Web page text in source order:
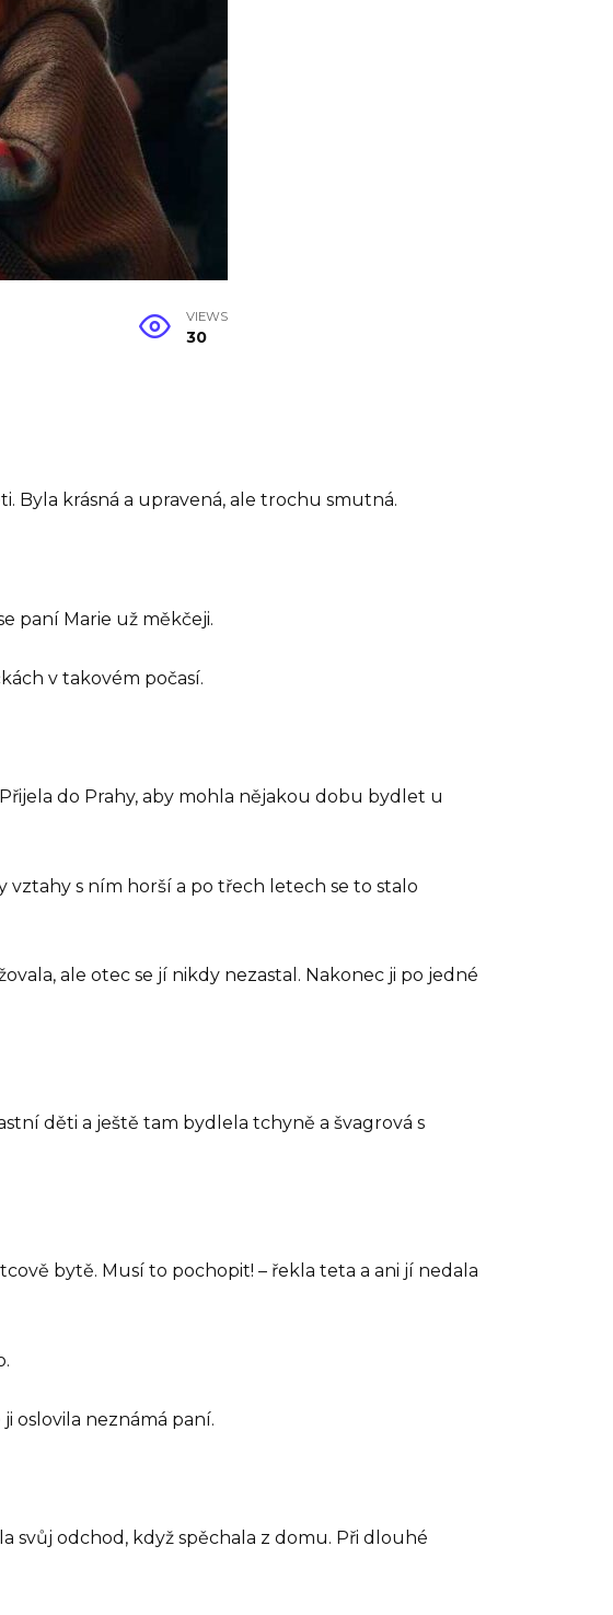
VIEWS
30
Byla krásná a upravená, ale trochu smutná.
paní Marie už měkčeji.
v takovém počasí.
do Prahy, aby mohla nějakou dobu bydlet u
vztahy s ním horší a po třech letech se to stalo
ale otec se jí nikdy nezastal. Nakonec ji po jedné
děti a ještě tam bydlela tchyně a švagrová s
bytě. Musí to pochopit! – řekla teta a ani jí nedala
oslovila neznámá paní.
svůj odchod, když spěchala z domu. Při dlouhé